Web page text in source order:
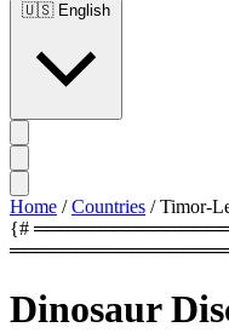
🇺🇸 English
Home / Countries / Timor-
{#
Dinosaur